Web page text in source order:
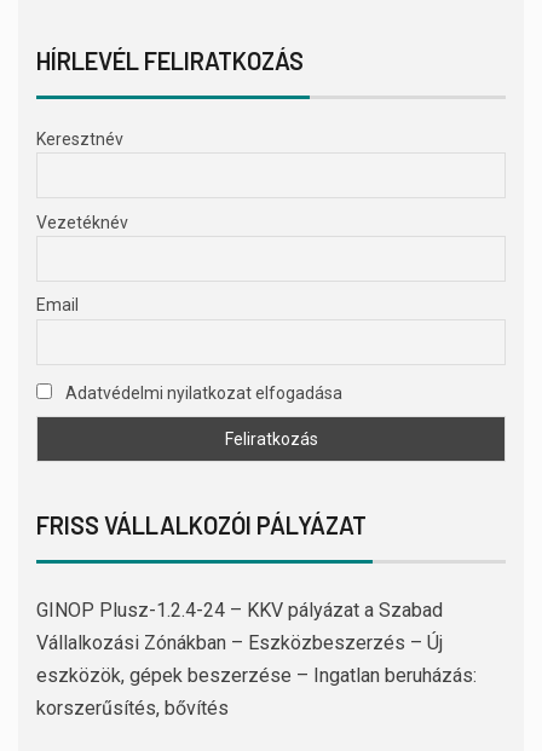
HÍRLEVÉL FELIRATKOZÁS
Keresztnév
Vezetéknév
Email
Adatvédelmi nyilatkozat elfogadása
FRISS VÁLLALKOZÓI PÁLYÁZAT
GINOP Plusz-1.2.4-24 – KKV pályázat a Szabad
Vállalkozási Zónákban – Eszközbeszerzés – Új
eszközök, gépek beszerzése – Ingatlan beruházás:
korszerűsítés, bővítés